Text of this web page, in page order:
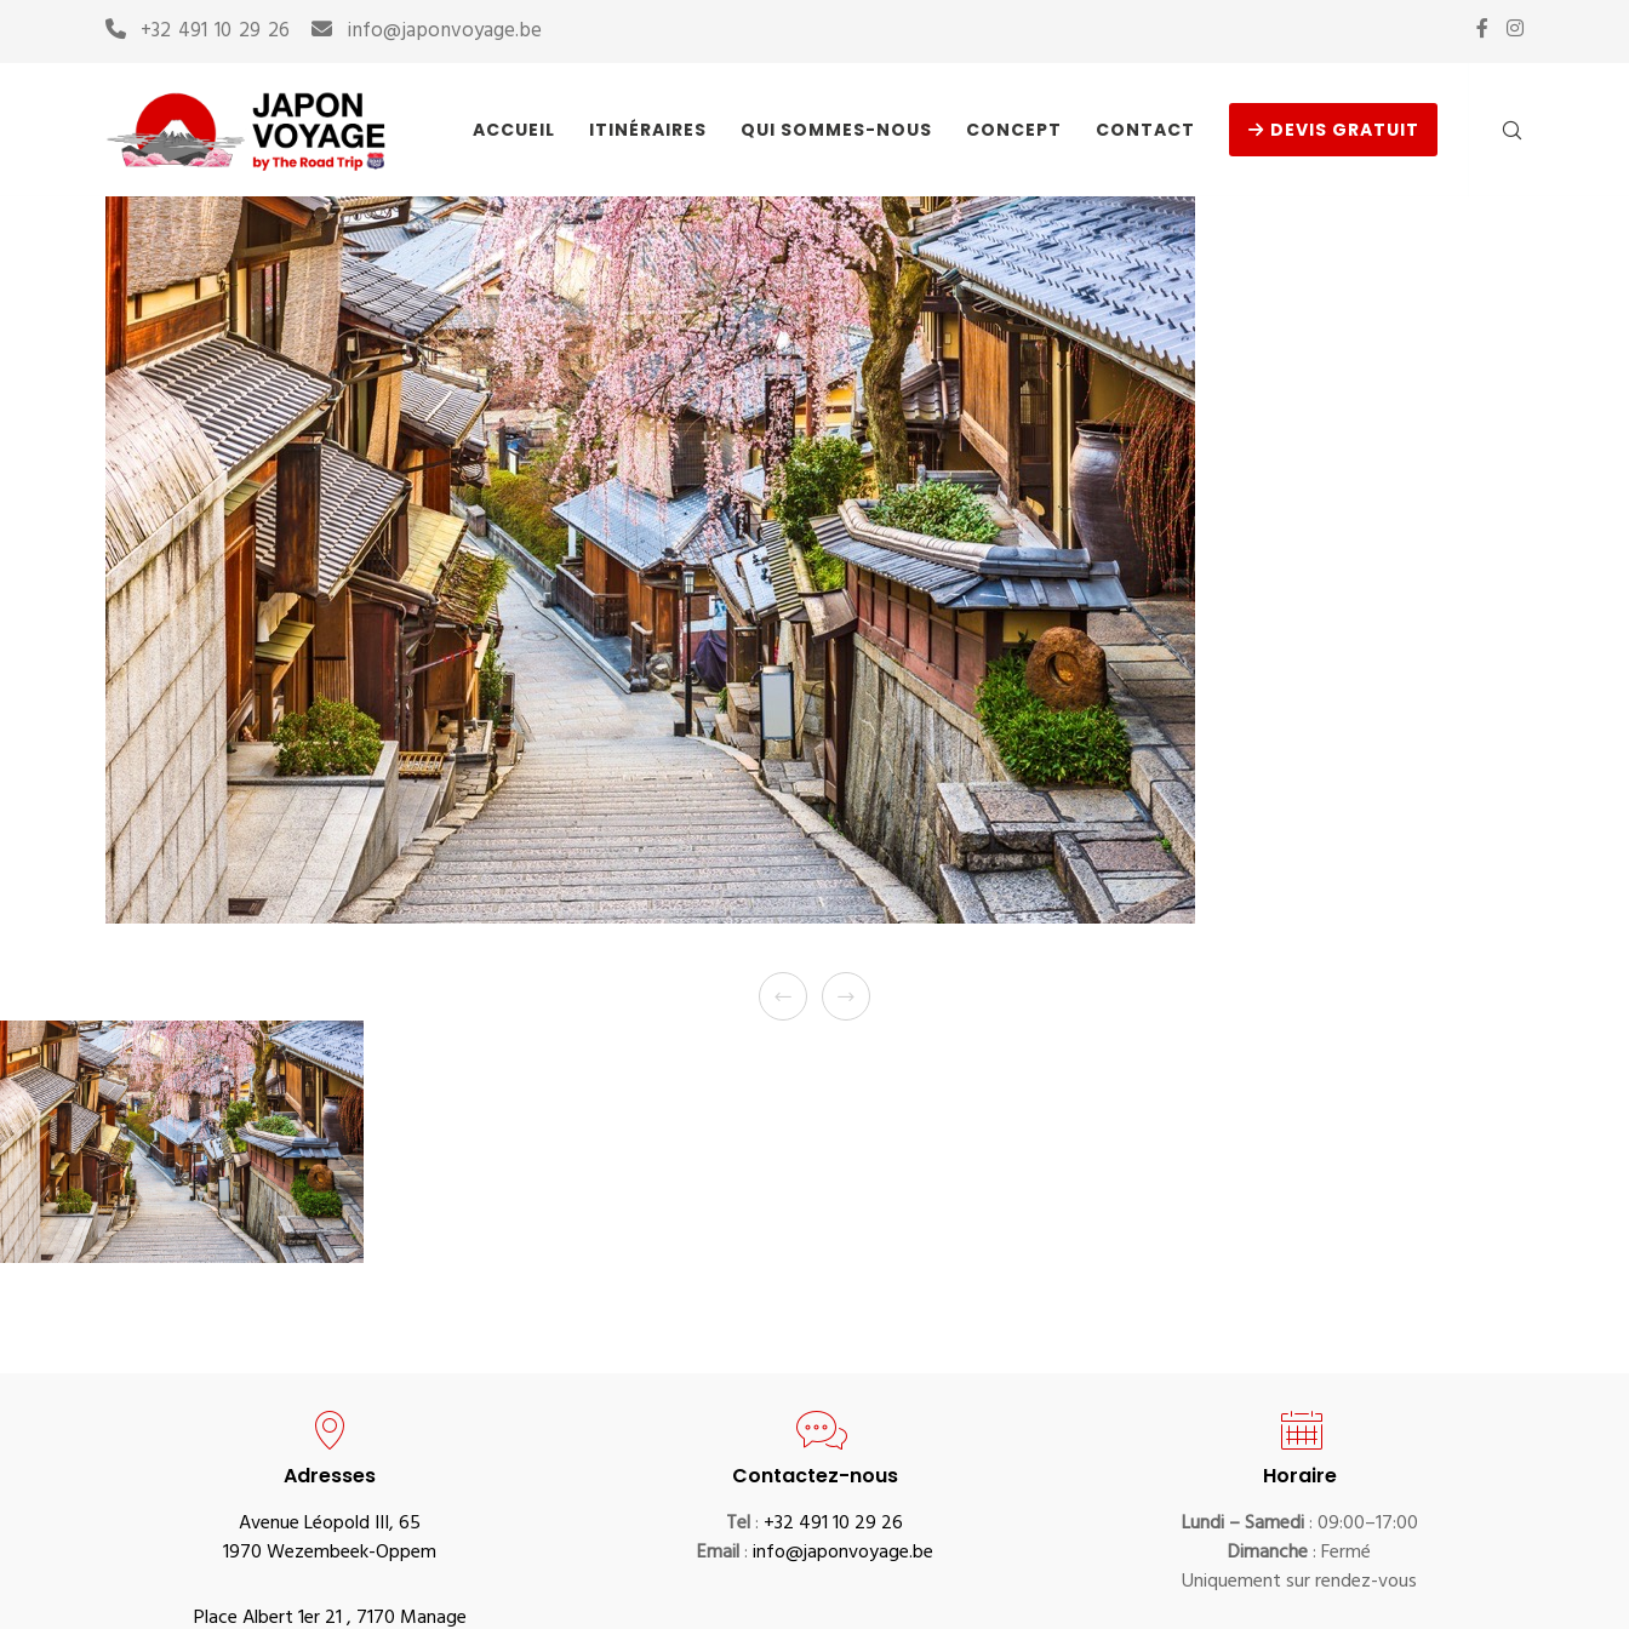
+32 491 10 29 26 info@japonvoyage.be
ACCUEIL ITINÉRAIRES QUI SOMMES-NOUS CONCEPT CONTACT DEVIS GRATUIT
Adresses
Avenue Léopold III, 65
1970 Wezembeek-Oppem
Place Albert 1er 21 , 7170 Manage
Contactez-nous
Tel: +32 491 10 29 26
Email:info@japonvoyage.be
Horaire
Lundi – Samedi: 09:00–17:00
Dimanche: Fermé
Uniquement sur rendez-vous